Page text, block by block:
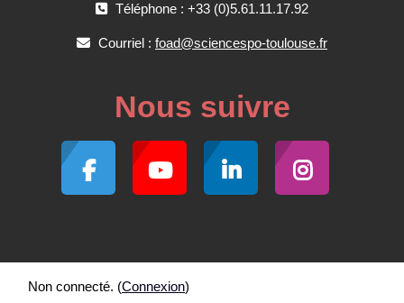
Téléphone : +33 (0)5.61.11.17.92
Courriel : foad@sciencespo-toulouse.fr
Nous suivre
Non connecté. (Connexion)